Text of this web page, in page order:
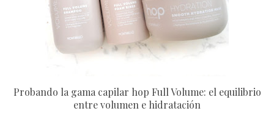
Probando la gama capilar hop Full Volume: el equilibrio
entre volumen e hidratación